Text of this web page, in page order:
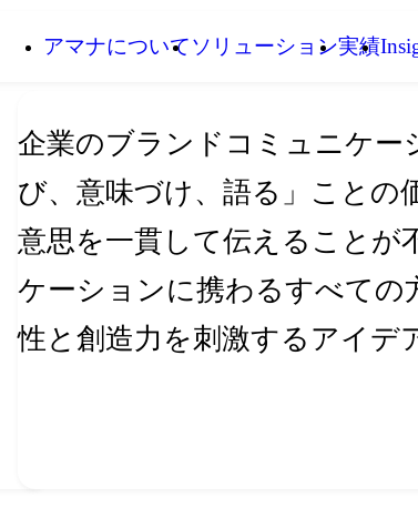
アマナについてソリューション実績
企業のブランドコミュニケー
び、意味づけ、語る」ことの
意思を一貫して伝えることが
ケーションに携わるすべての
性と創造力を刺激するアイデ